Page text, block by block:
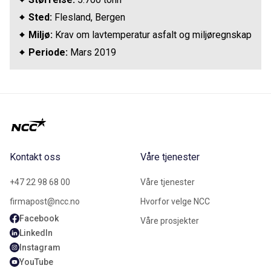
Sted: Flesland, Bergen
Miljø: Krav om lavtemperatur asfalt og miljøregnskap
Periode: Mars 2019
Kontakt oss
+47 22 98 68 00
firmapost@ncc.no
Facebook
LinkedIn
Instagram
YouTube
Våre tjenester
Våre tjenester
Hvorfor velge NCC
Våre prosjekter